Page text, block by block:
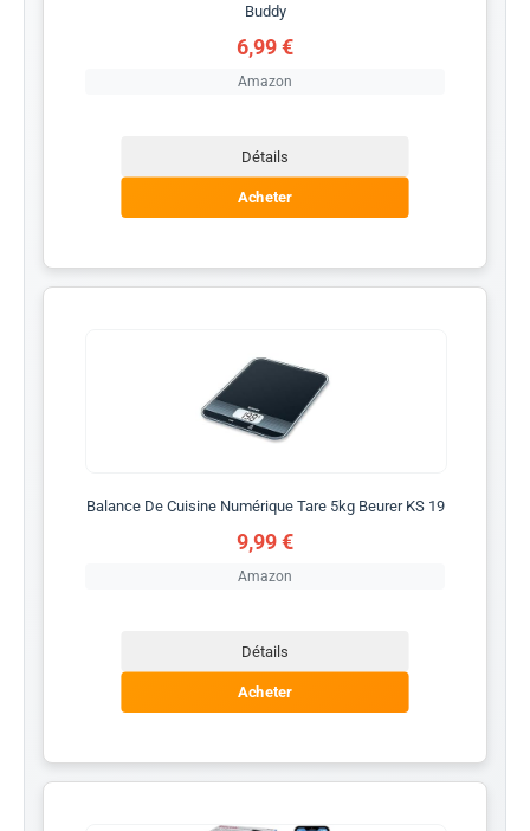
Buddy
6,99 €
Amazon
Détails
Acheter
Balance De Cuisine Numérique Tare 5kg Beurer KS 19
9,99 €
Amazon
Détails
Acheter